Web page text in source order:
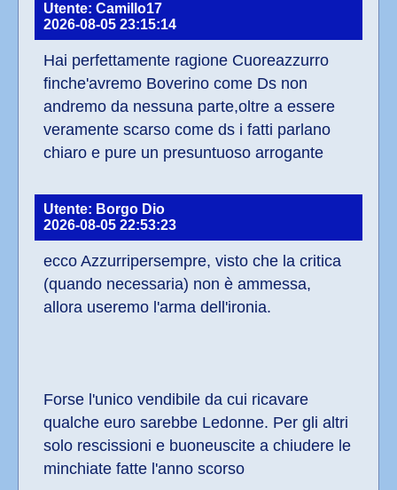
Utente: Camillo17
2026-08-05 23:15:14
Hai perfettamente ragione Cuoreazzurro
finche'avremo Boverino come Ds non
andremo da nessuna parte,oltre a essere
veramente scarso come ds i fatti parlano
chiaro e pure un presuntuoso arrogante
Utente: Borgo Dio
2026-08-05 22:53:23
ecco Azzurripersempre, visto che la critica
(quando necessaria) non è ammessa,
allora useremo l'arma dell'ironia.
Forse l'unico vendibile da cui ricavare
qualche euro sarebbe Ledonne. Per gli altri
solo rescissioni e buoneuscite a chiudere le
minchiate fatte l'anno scorso